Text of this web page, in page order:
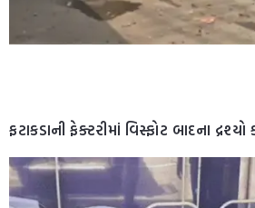
ફટાકડાની ફેક્ટરીમાં વિસ્ફોટ બાદના